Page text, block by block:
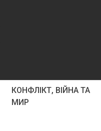
КОНФЛІКТ, ВІЙНА ТА
МИР